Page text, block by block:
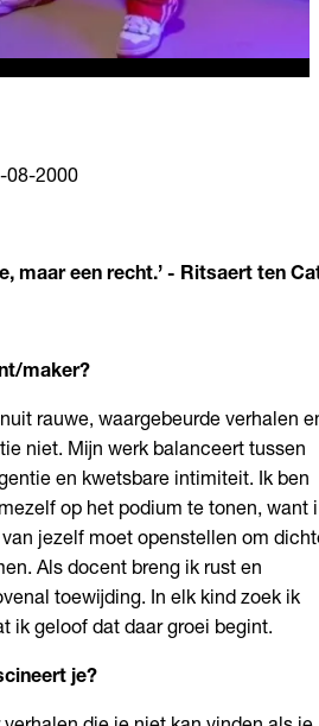
08-2000
maar een recht.’ - Ritsaert ten
maker?
rauwe, waargebeurde verhalen
niet. Mijn werk balanceert tussen
en kwetsbare intimiteit. Ik ben
op het podium te tonen, want
jezelf moet openstellen om
Als docent breng ik rust en
toewijding. In elk kind zoek ik
ik geloof dat daar groei begint.
je?